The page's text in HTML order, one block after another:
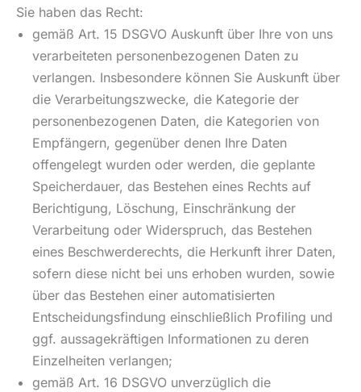
Sie haben das Recht:
gemäß Art. 15 DSGVO Auskunft über Ihre von uns
verarbeiteten personenbezogenen Daten zu
verlangen. Insbesondere können Sie Auskunft über
die Verarbeitungszwecke, die Kategorie der
personenbezogenen Daten, die Kategorien von
Empfängern, gegenüber denen Ihre Daten
offengelegt wurden oder werden, die geplante
Speicherdauer, das Bestehen eines Rechts auf
Berichtigung, Löschung, Einschränkung der
Verarbeitung oder Widerspruch, das Bestehen
eines Beschwerderechts, die Herkunft ihrer Daten,
sofern diese nicht bei uns erhoben wurden, sowie
über das Bestehen einer automatisierten
Entscheidungsfindung einschließlich Profiling und
ggf. aussagekräftigen Informationen zu deren
Einzelheiten verlangen;
gemäß Art. 16 DSGVO unverzüglich die